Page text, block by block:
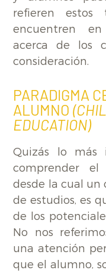
refieren estos
encuentren
acerca de los
consideración.
PARADIGMA
ALUMNO
EDUCATION)
Quizás lo
comprender
desde la cual un
de estudios, es
de los
No nos
una atención
que el alumno,